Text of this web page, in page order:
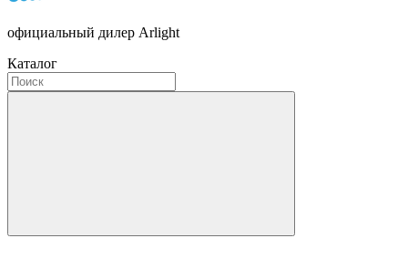
официальный дилер Arlight
Каталог